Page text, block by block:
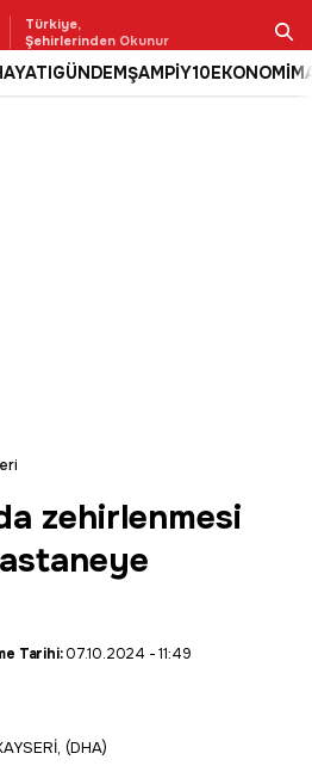
Türkiye,
Şehirlerinden Okunur
GÜNDEMŞAMPİY10EKONOMİ
Ara
zehirlenmesi
Tarihi:07.10.2024 - 11:49
(DHA)